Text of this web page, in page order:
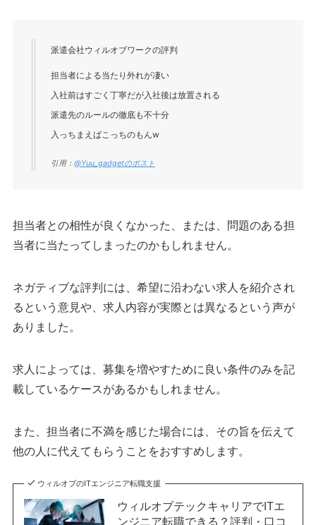
派遣会社ウィルオブワークの評判
担当者による当たり外れが凄い
入社前はすごく丁寧だが入社後は放置される
派遣先のルールの徹底も不十分
入っちまえばこっちのもんw
引用： @Yuu_gadgetのポスト
担当者との相性が良くなかった、または、問題のある担
当者に当たってしまったのかもしれません。
ネガティブな評判には、希望に沿わない求人を紹介され
るという意見や、求人内容が実際とは異なるという声が
ありました。
求人によっては、募集を増やすために良い条件のみを記
載しているケースがあるかもしれません。
また、担当者に不満を感じた場合には、その旨を伝えて
他の人に代えてもらうことをおすすめします。
ウィルオブのITエンジニア転職支援
ウィルオブテックキャリアでITエ
ンジニア転職できる？評判・口コ